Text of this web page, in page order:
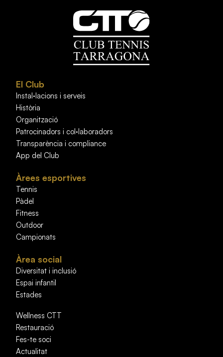
El Club
Instal·lacions i serveis
Història
Organització
Patrocinadors i col·laboradors
Transparència i compliance
App del Club
Àrees esportives
Tennis
Pàdel
Fitness
Outdoor
Campionats
Àrea social
Diversitat i inclusió
Espai infantil
Estades
Wellness CTT
Restauració
Fes-te soci
Actualitat